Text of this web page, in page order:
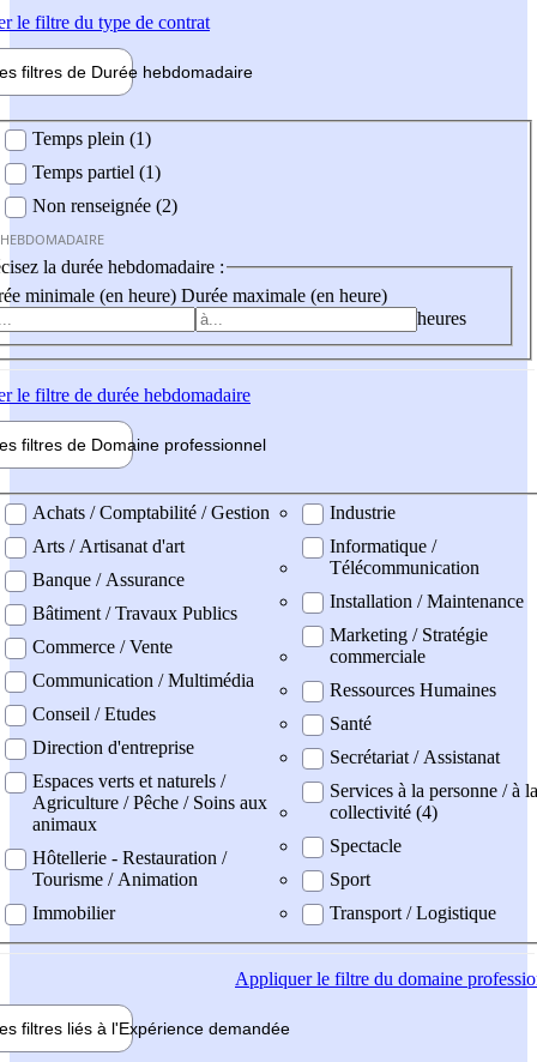
le filtre du type de contrat
filtres de Durée hebdomadaire
Temps plein (1)
Temps partiel (1)
Non renseignée (2)
la durée hebdomadaire :
minimale (en heure) Durée maximale (en heure)
heures
le filtre de durée hebdomadaire
filtres de Domaine professionnel
professionel
Achats / Comptabilité / Gestion
Arts / Artisanat d'art
Banque / Assurance
Bâtiment / Travaux Publics
Commerce / Vente
Communication / Multimédia
Conseil / Etudes
Direction d'entreprise
Espaces verts et naturels /
Agriculture / Pêche / Soins aux
animaux
Hôtellerie - Restauration /
Tourisme / Animation
Immobilier
Industrie
Informatique /
Télécommunication
Installation / Maintenance
Marketing / Stratégie
commerciale
Ressources Humaines
Santé
Secrétariat / Assistanat
Services à la personne / à la
collectivité (4)
Spectacle
Sport
Transport / Logistique
Appliquerle filtre du domaine
filtres liés à l'Expérience demandée